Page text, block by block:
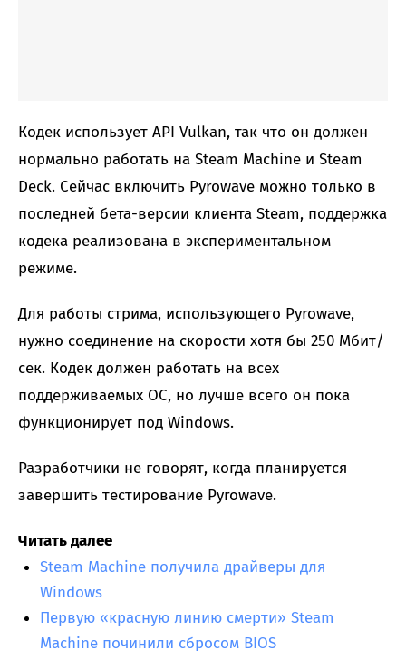
Кодек использует API Vulkan, так что он должен
нормально работать на Steam Machine и Steam
Deck. Сейчас включить Pyrowave можно только в
последней бета-версии клиента Steam, поддержка
кодека реализована в экспериментальном
режиме.
Для работы стрима, использующего Pyrowave,
нужно соединение на скорости хотя бы 250 Мбит/
сек. Кодек должен работать на всех
поддерживаемых ОС, но лучше всего он пока
функционирует под Windows.
Разработчики не говорят, когда планируется
завершить тестирование Pyrowave.
Читать далее
Steam Machine получила драйверы для
Windows
Первую «красную линию смерти» Steam
Machine починили сбросом BIOS